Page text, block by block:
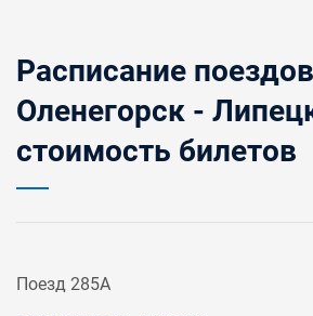
Расписание поездов
Оленегорск -
стоимость билетов
Поезд 285А